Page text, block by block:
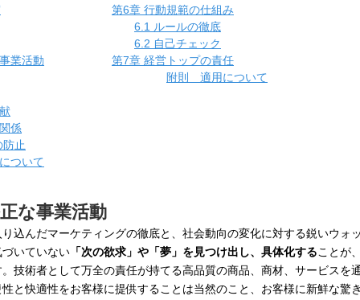
第6章 行動規範の仕組み
6.1 ルールの徹底
6.2 自己チェック
業活動
第7章 経営トップの責任
附則 適用について
係
防止
ついて
な事業活動
込んだマーケティングの徹底と、社会動向の変化に対する鋭いウォ
いていない 「次の欲求」や「夢」を見つけ出し、具体化することが
技術者として万全の責任が持てる高品質の商品、商材、サービスを
と快適性をお客様に提供することは当然のこと、お客様に新鮮な驚